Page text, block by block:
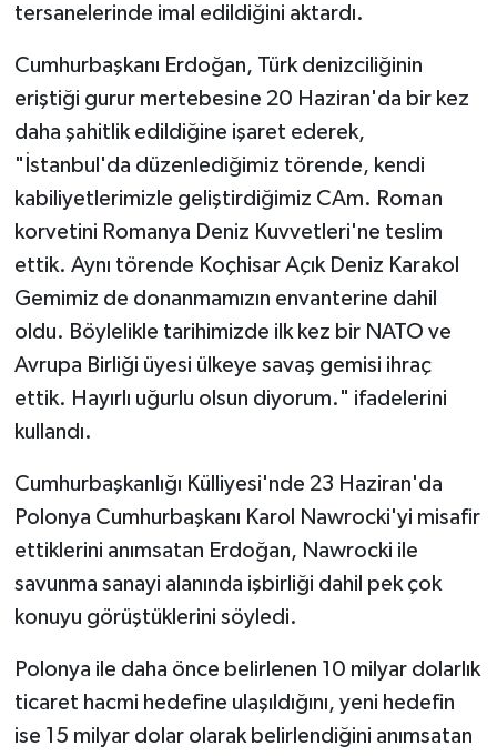
tersanelerinde imal edildiğini aktardı.
Cumhurbaşkanı Erdoğan, Türk denizciliğinin
eriştiği gurur mertebesine 20 Haziran'da bir kez
daha şahitlik edildiğine işaret ederek,
"İstanbul'da düzenlediğimiz törende, kendi
kabiliyetlerimizle geliştirdiğimiz CAm. Roman
korvetini Romanya Deniz Kuvvetleri'ne teslim
ettik. Aynı törende Koçhisar Açık Deniz Karakol
Gemimiz de donanmamızın envanterine dahil
oldu. Böylelikle tarihimizde ilk kez bir NATO ve
Avrupa Birliği üyesi ülkeye savaş gemisi ihraç
ettik. Hayırlı uğurlu olsun diyorum." ifadelerini
kullandı.
Cumhurbaşkanlığı Külliyesi'nde 23 Haziran'da
Polonya Cumhurbaşkanı Karol Nawrocki'yi misafir
ettiklerini anımsatan Erdoğan, Nawrocki ile
savunma sanayi alanında işbirliği dahil pek çok
konuyu görüştüklerini söyledi.
Polonya ile daha önce belirlenen 10 milyar dolarlık
ticaret hacmi hedefine ulaşıldığını, yeni hedefin
ise 15 milyar dolar olarak belirlendiğini anımsatan